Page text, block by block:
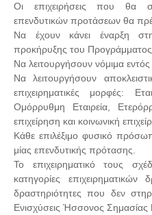
Οι επιχειρήσεις που θα
επενδυτικών προτάσεων θα
Να έχουν κάνει έναρξη
προκήρυξης του Προγράμματος.
Να λειτουργήσουν νόμιμα εντός
Να λειτουργήσουν
επιχειρηματικές μορφές:
Ομόρρυθμη Εταιρεία,
επιχείρηση και κοινωνική
Κάθε επιλέξιμο φυσικό
μίας επενδυτικής πρότασης.
Το επιχειρηματικό τους
κατηγορίες επιχειρηματικών
δραστηριότητες που δεν
Ενισχύσεις Ήσσονος